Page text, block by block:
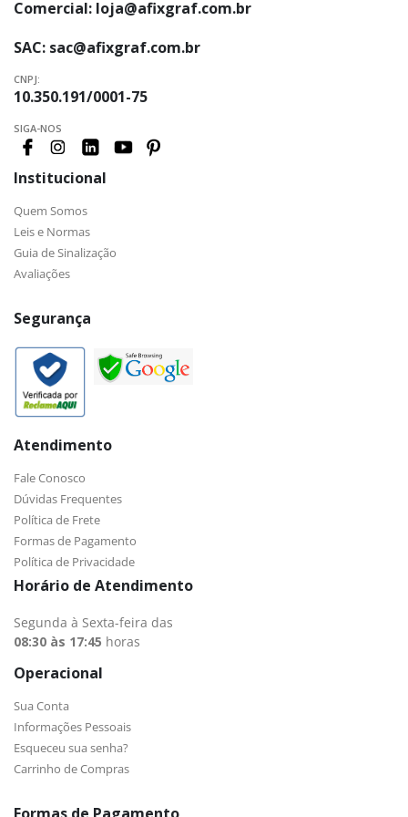
Comercial: loja@afixgraf.com.br
SAC: sac@afixgraf.com.br
CNPJ:
10.350.191/0001-75
SIGA-NOS
Institucional
Quem Somos
Leis e Normas
Guia de Sinalização
Avaliações
Segurança
Atendimento
Fale Conosco
Dúvidas Frequentes
Política de Frete
Formas de Pagamento
Política de Privacidade
Horário de Atendimento
Segunda à Sexta-feira das
08:30 às 17:45 horas
Operacional
Sua Conta
Informações Pessoais
Esqueceu sua senha?
Carrinho de Compras